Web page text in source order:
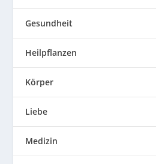
Gesundheit
Heilpflanzen
Körper
Liebe
Medizin